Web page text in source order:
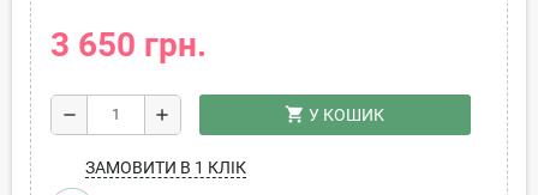
3 650 грн.
remove add shopping_cart У КОШИК
ЗАМОВИТИ В 1 КЛІК